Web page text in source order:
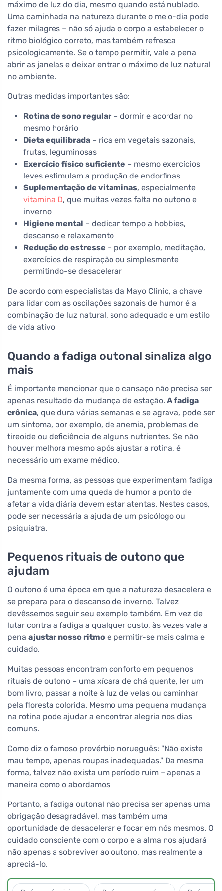
máximo de luz do dia, mesmo quando está nublado.
Uma caminhada na natureza durante o meio-dia pode
fazer milagres – não só ajuda o corpo a estabelecer o
ritmo biológico correto, mas também refresca
psicologicamente. Se o tempo permitir, vale a pena
abrir as janelas e deixar entrar o máximo de luz natural
no ambiente.
Outras medidas importantes são:
Rotina de sono regular – dormir e acordar no
mesmo horário
Dieta equilibrada – rica em vegetais sazonais,
frutas, leguminosas
Exercício físico suficiente – mesmo exercícios
leves estimulam a produção de endorfinas
Suplementação de vitaminas, especialmente
vitamina D, que muitas vezes falta no outono e
inverno
Higiene mental – dedicar tempo a hobbies,
descanso e relaxamento
Redução do estresse – por exemplo, meditação,
exercícios de respiração ou simplesmente
permitindo-se desacelerar
De acordo com especialistas da Mayo Clinic, a chave
para lidar com as oscilações sazonais de humor é a
combinação de luz natural, sono adequado e um estilo
de vida ativo.
Quando a fadiga outonal sinaliza algo
mais
É importante mencionar que o cansaço não precisa ser
apenas resultado da mudança de estação. A fadiga
crônica, que dura várias semanas e se agrava, pode ser
um sintoma, por exemplo, de anemia, problemas de
tireoide ou deficiência de alguns nutrientes. Se não
houver melhora mesmo após ajustar a rotina, é
necessário um exame médico.
Da mesma forma, as pessoas que experimentam fadiga
juntamente com uma queda de humor a ponto de
afetar a vida diária devem estar atentas. Nestes casos,
pode ser necessária a ajuda de um psicólogo ou
psiquiatra.
Pequenos rituais de outono que
ajudam
O outono é uma época em que a natureza desacelera e
se prepara para o descanso de inverno. Talvez
devêssemos seguir seu exemplo também. Em vez de
lutar contra a fadiga a qualquer custo, às vezes vale a
pena ajustar nosso ritmo e permitir-se mais calma e
cuidado.
Muitas pessoas encontram conforto em pequenos
rituais de outono – uma xícara de chá quente, ler um
bom livro, passar a noite à luz de velas ou caminhar
pela floresta colorida. Mesmo uma pequena mudança
na rotina pode ajudar a encontrar alegria nos dias
comuns.
Como diz o famoso provérbio norueguês: "Não existe
mau tempo, apenas roupas inadequadas." Da mesma
forma, talvez não exista um período ruim – apenas a
maneira como o abordamos.
Portanto, a fadiga outonal não precisa ser apenas uma
obrigação desagradável, mas também uma
oportunidade de desacelerar e focar em nós mesmos. O
cuidado consciente com o corpo e a alma nos ajudará
não apenas a sobreviver ao outono, mas realmente a
apreciá-lo.